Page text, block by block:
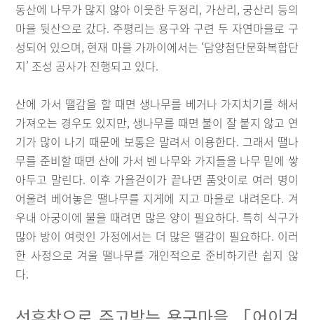
동산에 나무가 많지 않아 이웃한 두정리, 가산리, 궁산리 등의
마을 뒷산으로 갔다. 주평리는 용구와 구련 두 자연마을로 구
성되어 있으며, 현재 마을 가까이에서는 ‘담양첨단문화복합단
지’ 조성 공사가 진행되고 있다.
산에 가서 땔감을 할 때면 생나무를 베거나 가지치기를 해서
가져오는 경우도 있지만, 생나무를 때면 불이 잘 붙지 않고 연
기가 많이 나기 때문에 보통은 말려서 이용한다. 그래서 땔나
무를 준비할 때면 산에 가서 벤 나무와 가지들을 나무 밑에 쌓
아두고 말린다. 이후 가을걷이가 끝나면 품앗이로 여러 명이
어울려 베어놓은 땔나무를 지게에 지고 마을로 내려온다. 겨
우내 아궁이에 불을 때려면 많은 양이 필요하다. 특히 식구가
많아 방이 여럿인 가정에서는 더 많은 땔감이 필요하다. 이러
한 사정으로 겨울 땔나무를 개인적으로 준비하기란 쉽지 않
다.